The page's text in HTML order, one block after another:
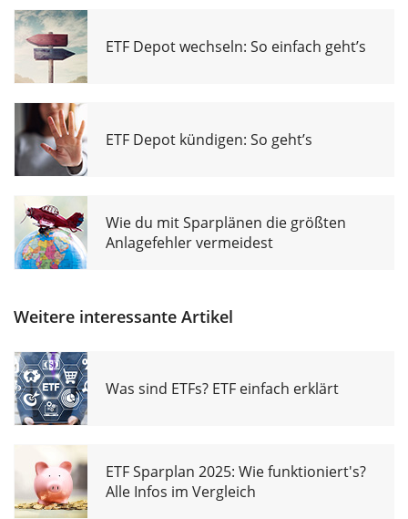
ETF Depot wechseln: So einfach geht’s
ETF Depot kündigen: So geht’s
Wie du mit Sparplänen die größten
Anlagefehler vermeidest
Weitere interessante Artikel
Was sind ETFs? ETF einfach erklärt
ETF Sparplan 2025: Wie funktioniert's?
Alle Infos im Vergleich